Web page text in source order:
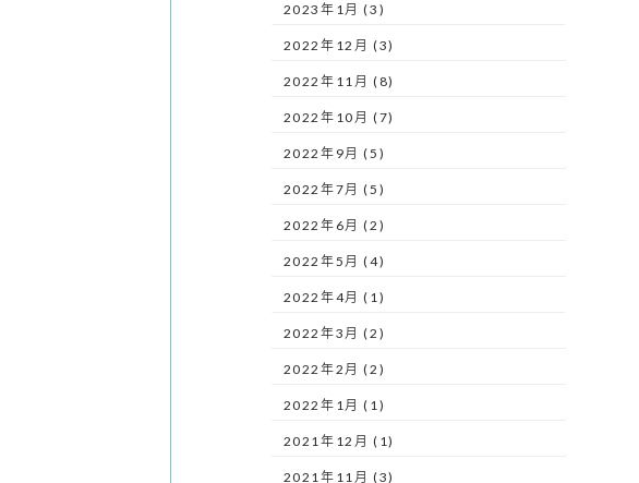
2023年1月 (3)
2022年12月 (3)
2022年11月 (8)
2022年10月 (7)
2022年9月 (5)
2022年7月 (5)
2022年6月 (2)
2022年5月 (4)
2022年4月 (1)
2022年3月 (2)
2022年2月 (2)
2022年1月 (1)
2021年12月 (1)
2021年11月 (3)